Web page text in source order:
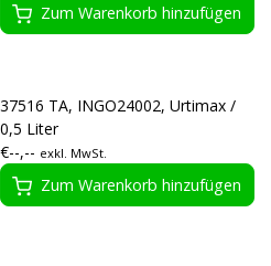
Zum Warenkorb hinzufügen
37516 TA, INGO24002, Urtimax /
0,5 Liter
€--,-- exkl. MwSt.
Zum Warenkorb hinzufügen